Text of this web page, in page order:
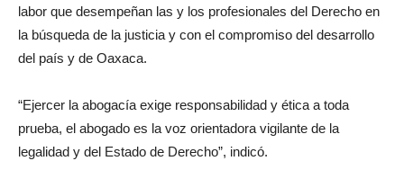
labor que desempeñan las y los profesionales del Derecho en
la búsqueda de la justicia y con el compromiso del desarrollo
del país y de Oaxaca.
“Ejercer la abogacía exige responsabilidad y ética a toda
prueba, el abogado es la voz orientadora vigilante de la
legalidad y del Estado de Derecho”, indicó.